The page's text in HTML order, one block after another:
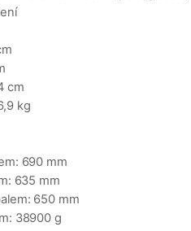
cm
kg
690 mm
635 mm
650 mm
38900 g